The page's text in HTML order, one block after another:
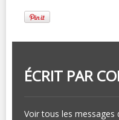
ÉCRIT PAR
Voir tous les messages